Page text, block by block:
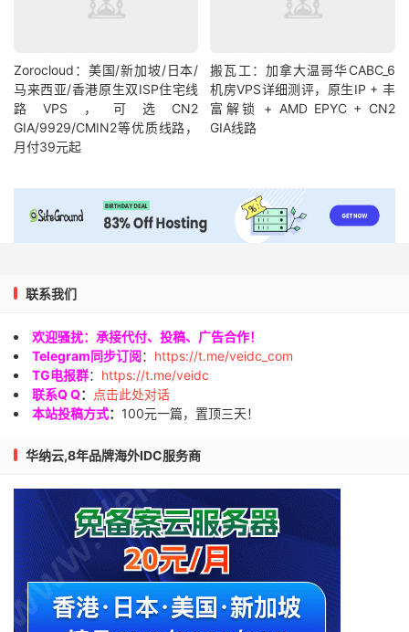
Zorocloud：美国/新加坡/日本/
马来西亚/香港原生双ISP住宅线
路VPS，可选CN2
GIA/9929/CMIN2等优质线路，
月付39元起
搬瓦工：加拿大温哥华CABC_6
机房VPS详细测评，原生IP + 丰
富解锁 + AMD EPYC + CN2
GIA线路
联系我们
欢迎骚扰：承接代付、投稿、广告合作！
Telegram同步订阅： https://t.me/veidc_com
TG电报群： https://t.me/veidc
联系Q Q：
点击此处对话
本站投稿方式： 100元一篇，置顶三天！
华纳云,8年品牌海外IDC服务商